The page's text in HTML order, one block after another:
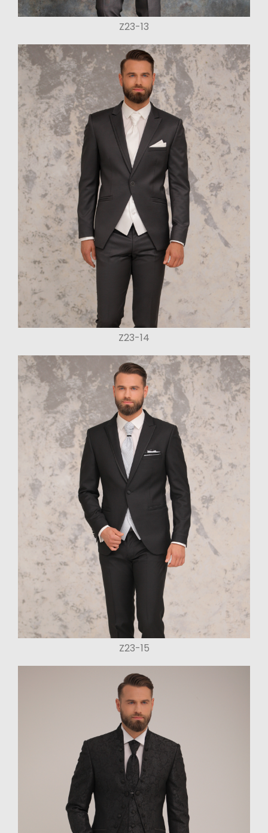
Z23-13
Z23-14
Z23-15